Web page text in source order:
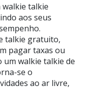
walkie talkie
aos seus
talkie gratuito,
pagar taxas ou
um walkie talkie de
se o
ao ar livre,